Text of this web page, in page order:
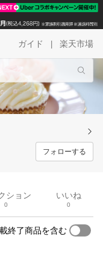
ガイド 楽天市場
フォローする
ション
0
いいね
0
終了商品を含む